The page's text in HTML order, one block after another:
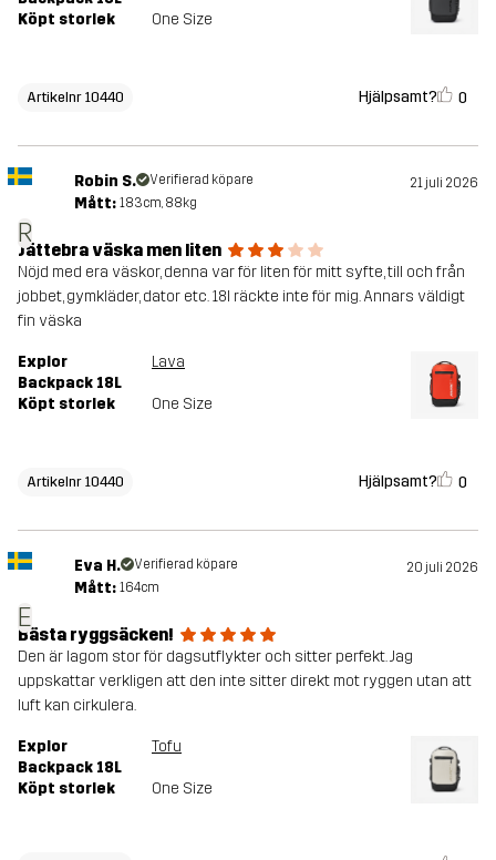
Köpt storlek One Size
Artikelnr 10440 Hjälpsamt? 0
R
Robin S. Verifierad köpare 21 juli 2026
Mått: 183cm, 88kg
Jättebra väska men liten
Nöjd med era väskor, denna var för liten för mitt syfte, till och från
jobbet, gymkläder, dator etc. 18l räckte inte för mig. Annars väldigt
fin väska
Explor
Backpack 18L
Lava
Köpt storlek One Size
Artikelnr 10440 Hjälpsamt? 0
E
Eva H. Verifierad köpare 20 juli 2026
Mått: 164cm
Bästa ryggsäcken!
Den är lagom stor för dagsutflykter och sitter perfekt. Jag
uppskattar verkligen att den inte sitter direkt mot ryggen utan att
luft kan cirkulera.
Explor
Backpack 18L
Tofu
Köpt storlek One Size